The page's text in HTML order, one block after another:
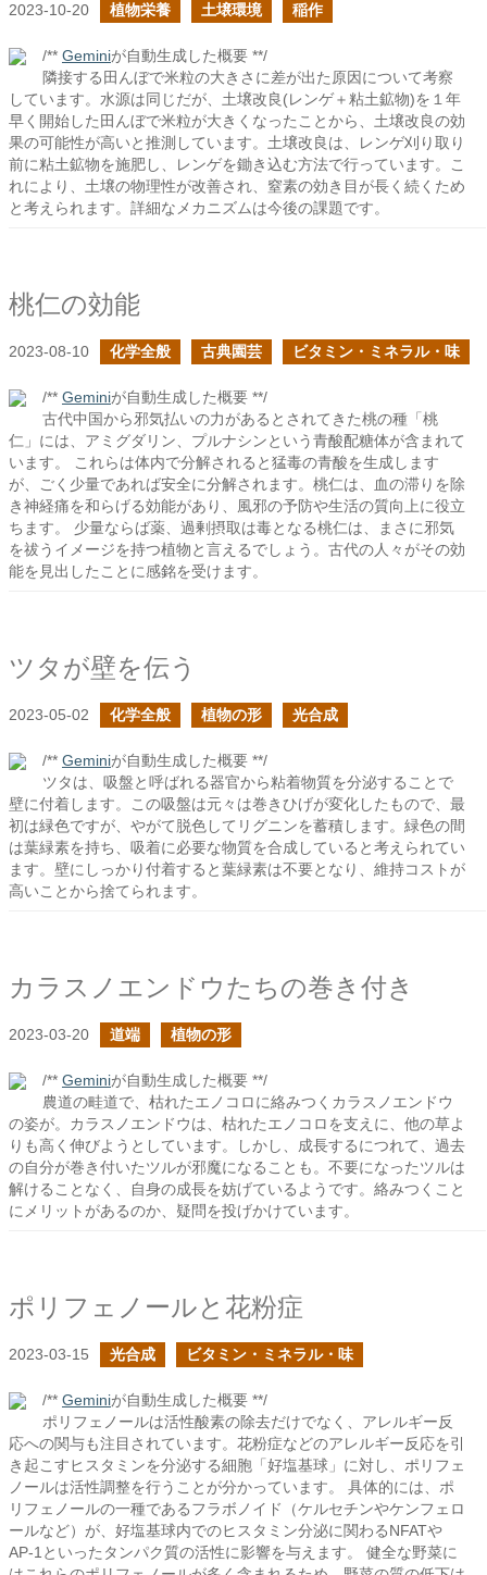
2023-10-20 植物栄養 土壌環境 稲作
/** Geminiが自動生成した概要 **/
隣接する田んぼで米粒の大きさに差が出た原因について考察
しています。水源は同じだが、土壌改良(レンゲ＋粘土鉱物)を１年
早く開始した田んぼで米粒が大きくなったことから、土壌改良の効
果の可能性が高いと推測しています。土壌改良は、レンゲ刈り取り
前に粘土鉱物を施肥し、レンゲを鋤き込む方法で行っています。こ
れにより、土壌の物理性が改善され、窒素の効き目が長く続くため
と考えられます。詳細なメカニズムは今後の課題です。
桃仁の効能
2023-08-10 化学全般 古典園芸 ビタミン・ミネラル・味
/** Geminiが自動生成した概要 **/
古代中国から邪気払いの力があるとされてきた桃の種「桃
仁」には、アミグダリン、プルナシンという青酸配糖体が含まれて
います。 これらは体内で分解されると猛毒の青酸を生成します
が、ごく少量であれば安全に分解されます。桃仁は、血の滞りを除
き神経痛を和らげる効能があり、風邪の予防や生活の質向上に役立
ちます。 少量ならば薬、過剰摂取は毒となる桃仁は、まさに邪気
を祓うイメージを持つ植物と言えるでしょう。古代の人々がその効
能を見出したことに感銘を受けます。
ツタが壁を伝う
2023-05-02 化学全般 植物の形 光合成
/** Geminiが自動生成した概要 **/
ツタは、吸盤と呼ばれる器官から粘着物質を分泌することで
壁に付着します。この吸盤は元々は巻きひげが変化したもので、最
初は緑色ですが、やがて脱色してリグニンを蓄積します。緑色の間
は葉緑素を持ち、吸着に必要な物質を合成していると考えられてい
ます。壁にしっかり付着すると葉緑素は不要となり、維持コストが
高いことから捨てられます。
カラスノエンドウたちの巻き付き
2023-03-20 道端 植物の形
/** Geminiが自動生成した概要 **/
農道の畦道で、枯れたエノコロに絡みつくカラスノエンドウ
の姿が。カラスノエンドウは、枯れたエノコロを支えに、他の草よ
りも高く伸びようとしています。しかし、成長するにつれて、過去
の自分が巻き付いたツルが邪魔になることも。不要になったツルは
解けることなく、自身の成長を妨げているようです。絡みつくこと
にメリットがあるのか、疑問を投げかけています。
ポリフェノールと花粉症
2023-03-15 光合成 ビタミン・ミネラル・味
/** Geminiが自動生成した概要 **/
ポリフェノールは活性酸素の除去だけでなく、アレルギー反
応への関与も注目されています。花粉症などのアレルギー反応を引
き起こすヒスタミンを分泌する細胞「好塩基球」に対し、ポリフェ
ノールは活性調整を行うことが分かっています。 具体的には、ポ
リフェノールの一種であるフラボノイド（ケルセチンやケンフェロ
ールなど）が、好塩基球内でのヒスタミン分泌に関わるNFATや
AP-1といったタンパク質の活性に影響を与えます。 健全な野菜に